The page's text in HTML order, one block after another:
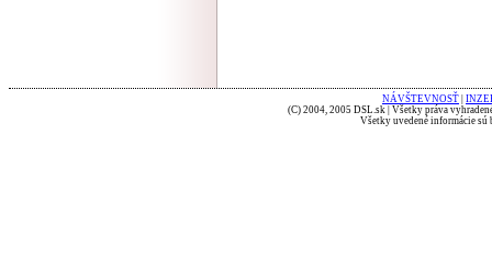
NÁVŠTEVNOSŤ
(C) 2004, 2005 DSL.sk | Všetky práva
Všetky uvedené informácie sú